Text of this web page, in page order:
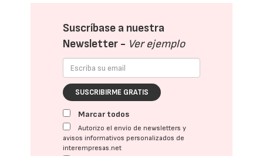
Suscríbase a nuestra
Newsletter - Ver ejemplo
SUSCRIBIRME GRATIS
Marcar todos
Autorizo el envío de newsletters y
avisos informativos personalizados de
interempresas.net